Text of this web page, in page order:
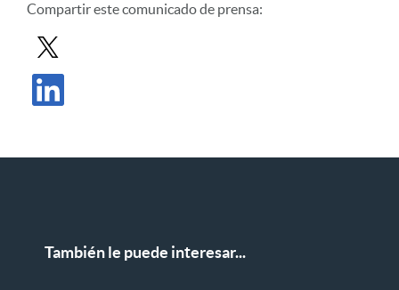
Compartireste comunicado de prensa:
Compartir comunicado de prensa en X
También le puede interesar...